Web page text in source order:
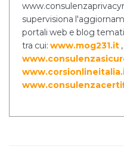
supervisiona
portali web e blog
tra cui: www.mog231.it ,